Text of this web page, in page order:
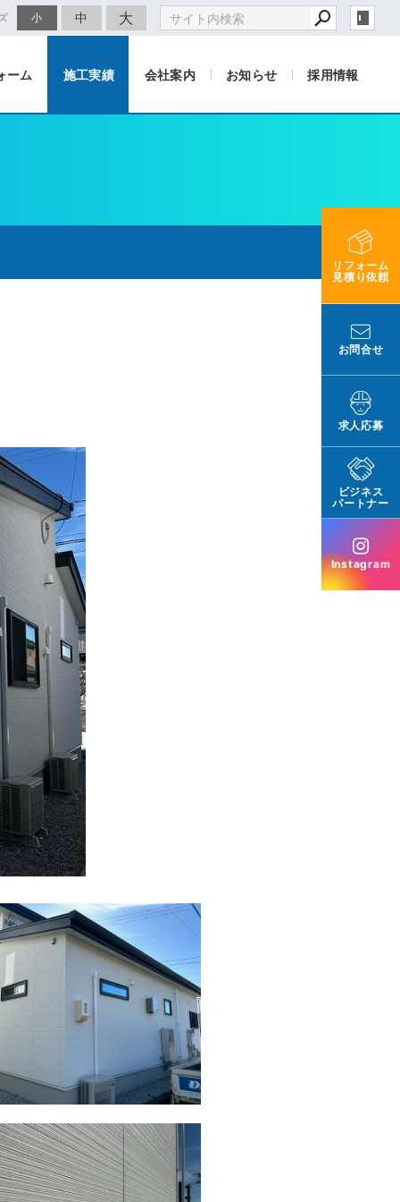
小 中 大
ーム 施工実績 会社案内 お知らせ 採用情報
リフォーム
見積り依頼
お問合せ
求人応募
ビジネス
パートナー
Instagram